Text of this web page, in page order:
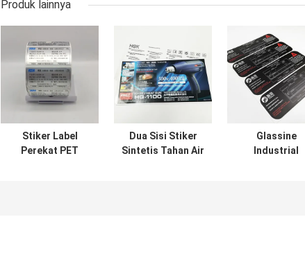
Produk lainnya
Stiker Label
Perekat PET
Dua Sisi Stiker
Sintetis Tahan Air
Glassine
Industrial